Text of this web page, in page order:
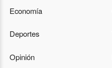
Economía
Deportes
Opinión